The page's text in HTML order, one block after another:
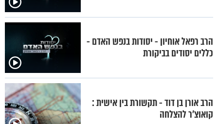
הרב רפאל אוחיון - יסודות בנפש האדם -
כללים יסודים בביקורת
הרב אורן בן דוד - תקשורת בין אישית :
קואוצ’ר להצלחה